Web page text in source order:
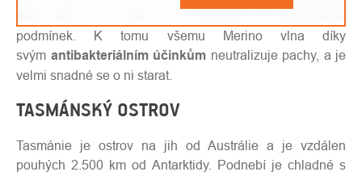
podmínek. K tomu všemu Merino vlna díky
svým antibakteriálním účinkům neutralizuje pachy, a je
velmi snadné se o ni starat.
TASMÁNSKÝ OSTROV
Tasmánie je ostrov na jih od Austrálie a je vzdálen
pouhých 2.500 km od Antarktidy. Podnebí je chladné s